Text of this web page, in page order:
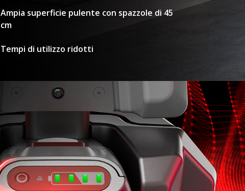
Ampia superficie pulente con spazzole di 45
cm
Tempi di utilizzo ridotti